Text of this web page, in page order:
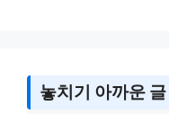
놓치기 아까운